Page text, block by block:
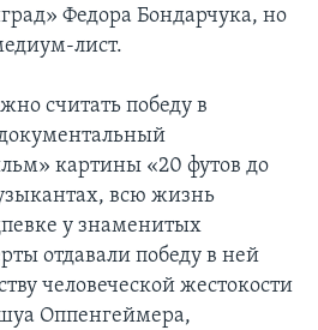
Федора Бондарчука, но
лист.
считать победу в
картины «20 футов до
всю жизнь
у знаменитых
отдавали победу в ней
человеческой жестокости
Оппенгеймера,